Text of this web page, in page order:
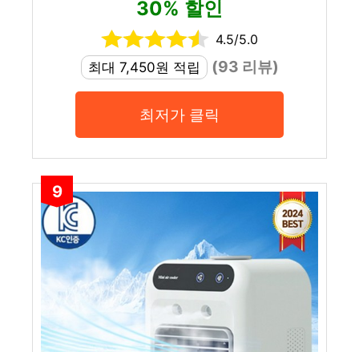
30% 할인
4.5/5.0
최대 7,450원 적립
(93 리뷰)
최저가 클릭
9